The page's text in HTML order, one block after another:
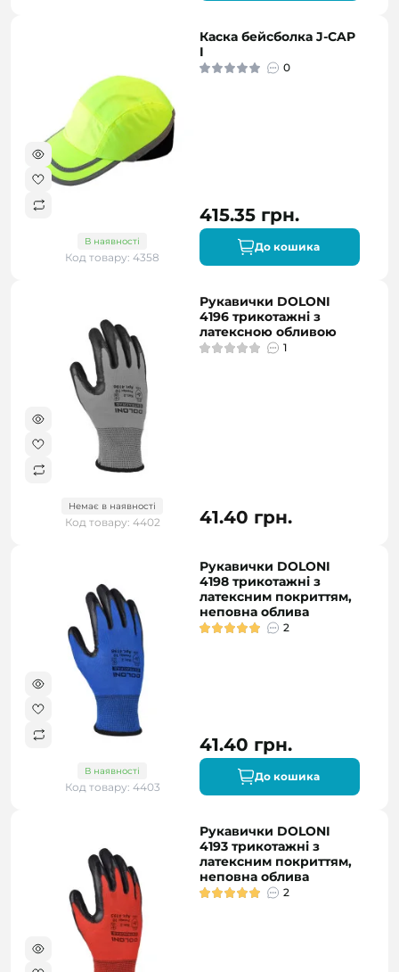
В наявності
Код товару: 4358
Каска бейсболка J-CAP
I
0
415.35 грн.
До кошика
Немає в наявності
Код товару: 4402
Рукавички DOLONI
4196 трикотажні з
латексною обливою
1
41.40 грн.
В наявності
Код товару: 4403
Рукавички DOLONI
4198 трикотажні з
латексним покриттям,
неповна облива
2
41.40 грн.
До кошика
Рукавички DOLONI
4193 трикотажні з
латексним покриттям,
неповна облива
2